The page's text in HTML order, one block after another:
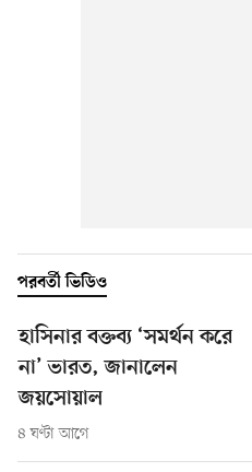
পরবর্তী ভিডিও
হাসিনার বক্তব্য ‘সমর্থন করে
না’ ভারত, জানালেন
জয়সোয়াল
৪ ঘণ্টা আগে